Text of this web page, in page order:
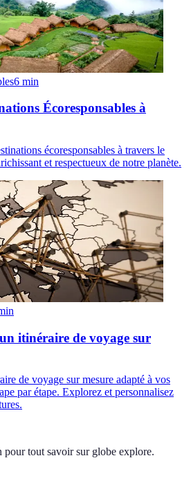
6 min
Écoresponsables à
écoresponsables à travers le
et respectueux de notre planète.
itinéraire de voyage sur
de voyage sur mesure adapté à vos
par étape. Explorez et personnalisez
pour tout savoir sur globe explore.